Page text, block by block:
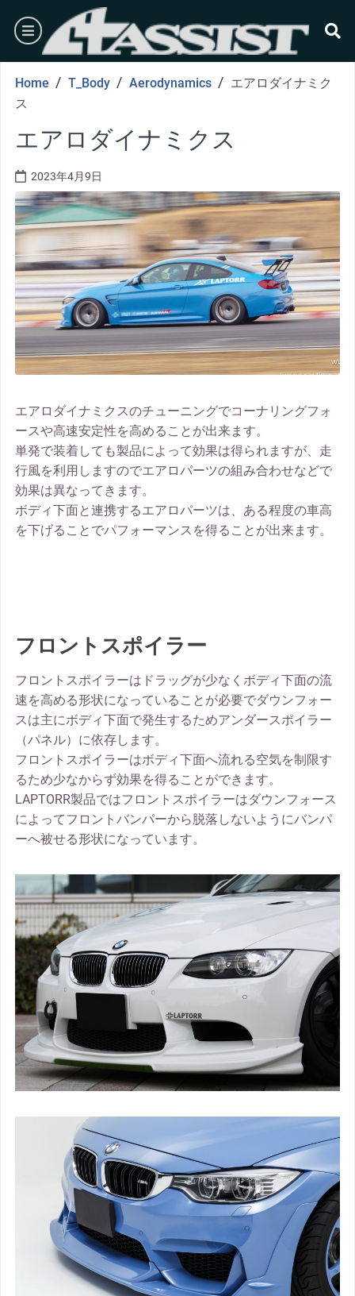
content
burger
Home / T_Body / Aerodynamics / エアロダイナミク
ス
エアロダイナミクス
2023年4月9日
エアロダイナミクスのチューニングでコーナリングフォ
ースや高速安定性を高めることが出来ます。
単発で装着しても製品によって効果は得られますが、走
行風を利用しますのでエアロパーツの組み合わせなどで
効果は異なってきます。
ボディ下面と連携するエアロパーツは、ある程度の車高
を下げることでパフォーマンスを得ることが出来ます。
フロントスポイラー
フロントスポイラーはドラッグが少なくボディ下面の流
速を高める形状になっていることが必要でダウンフォー
スは主にボディ下面で発生するためアンダースポイラー
（パネル）に依存します。
フロントスポイラーはボディ下面へ流れる空気を制限す
るため少なからず効果を得ることができます。
LAPTORR製品ではフロントスポイラーはダウンフォース
によってフロントバンパーから脱落しないようにバンパ
ーへ被せる形状になっています。